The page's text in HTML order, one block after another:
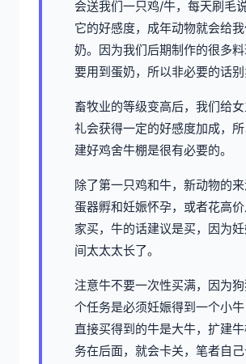
会送我们一只鸡/牛，每天刷毛
它的好感度，成年动物就会给
奶。因为我们后期制作的很多
要用到蛋奶，所以非必要的话别
畜牧业的等级变高后，我们给
礼会获得一定的好感度加成，
建好鸡舍牛棚是很有必要的。
除了第一只鸡和牛，新动物的
蛋器孵和妊娠怀孕，或者花高
家买，牛的话建议是买，因为
间太太太长了。
注意牛不要一次性买满，因为
个任务是必须妊娠得到一个小
直接买得到的牛是大牛，扩建
务在后面，就会卡关，笔者自